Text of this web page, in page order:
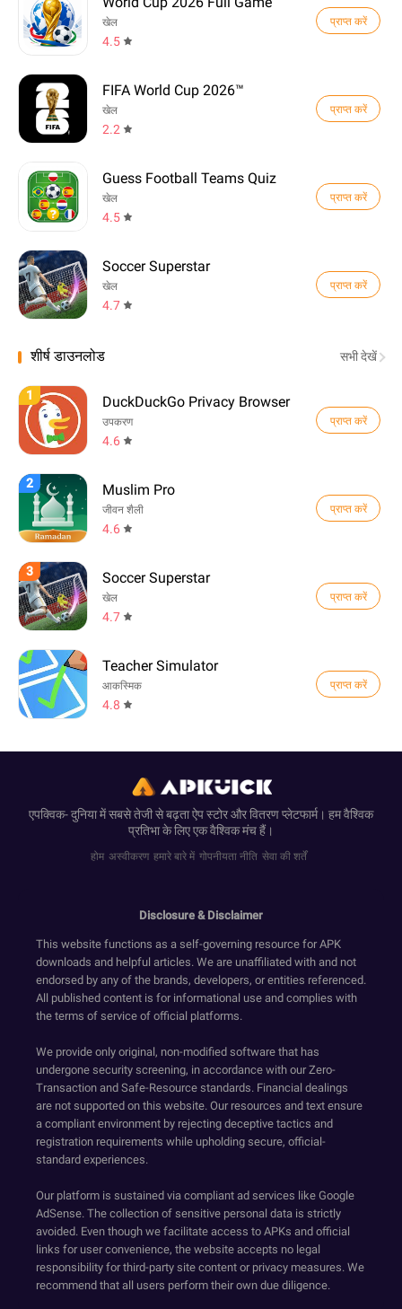
खेल
4.5
प्राप्त करें
FIFA World Cup 2026™
खेल
2.2
प्राप्त करें
Guess Football Teams Quiz
खेल
4.5
प्राप्त करें
Soccer Superstar
खेल
4.7
प्राप्त करें
शीर्ष डाउनलोड सभी देखें
1 DuckDuckGo Privacy Browser
उपकरण
4.6
प्राप्त करें
2 Muslim Pro
जीवन शैली
4.6
प्राप्त करें
3 Soccer Superstar
खेल
4.7
प्राप्त करें
Teacher Simulator
आकस्मिक
4.8
प्राप्त करें
एपक्विक- दुनिया में सबसे तेजी से बढ़ता ऐप स्टोर और वितरण प्लेटफार्म। हम वैश्विक
प्रतिभा के लिए एक वैश्विक मंच हैं।
होम अस्वीकरण हमारे बारे में गोपनीयता नीति सेवा की शर्तें
Disclosure & Disclaimer
This website functions as a self-governing resource for APK
downloads and helpful articles. We are unaffiliated with and not
endorsed by any of the brands, developers, or entities referenced.
All published content is for informational use and complies with
the terms of service of official platforms.
We provide only original, non-modified software that has
undergone security screening, in accordance with our Zero-
Transaction and Safe-Resource standards. Financial dealings
are not supported on this website. Our resources and text ensure
a compliant environment by rejecting deceptive tactics and
registration requirements while upholding secure, official-
standard experiences.
Our platform is sustained via compliant ad services like Google
AdSense. The collection of sensitive personal data is strictly
avoided. Even though we facilitate access to APKs and official
links for user convenience, the website accepts no legal
responsibility for third-party site content or privacy measures. We
recommend that all users perform their own due diligence.